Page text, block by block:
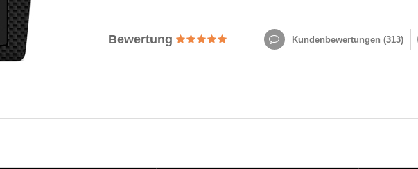
Bewertung Kundenbewertungen (313)